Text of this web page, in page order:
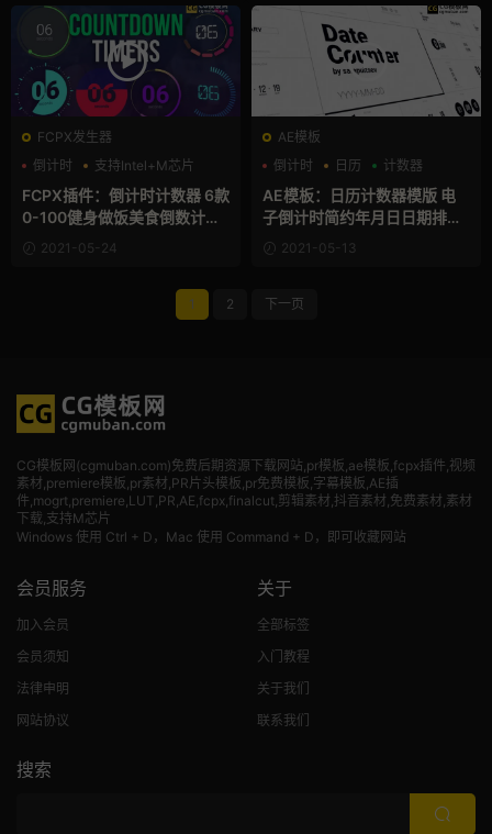
FCPX发生器
倒计时
支持Intel+M芯片
FCPX插件：倒计时计数器 6款
0-100健身做饭美食倒数计秒
视频FCPX模板 Countdown T
2021-05-24
AE模板
倒计时
日历 计数器
AE模板：日历计数器模版 电
子倒计时简约年月日日期排版
标题视频Ae模板 Date Counte
2021-05-13
1 2 下一页
CG模板网(cgmuban.com)免费后期资源下载网站,pr模板,ae模板,fcpx插件,视频
素材,premiere模板,pr素材,PR片头模板,pr免费模板,字幕模板,AE插
件,mogrt,premiere,LUT,PR,AE,fcpx,finalcut,剪辑素材,抖音素材,免费素材,素材
下载,支持M芯片
Windows 使用 Ctrl + D，Mac 使用 Command + D，即可收藏网站
会员服务
加入会员
会员须知
法律申明
网站协议
关于
全部标签
入门教程
关于我们
联系我们
搜索